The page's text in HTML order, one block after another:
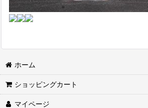
ホーム
ショッピングカート
マイページ